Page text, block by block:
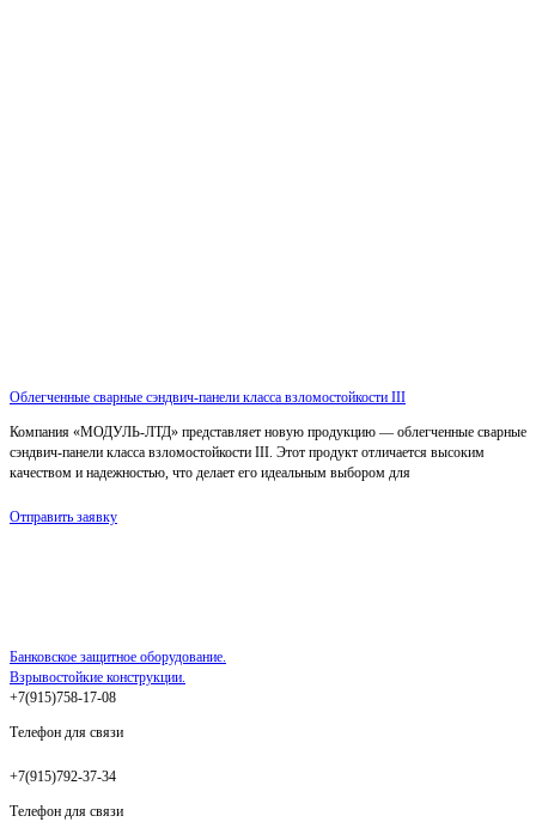
Облегченные сварные сэндвич-панели класса взломостойкости III
Компания «МОДУЛЬ-ЛТД» представляет новую продукцию — облегченные сварные
сэндвич-панели класса взломостойкости III. Этот продукт отличается высоким
качеством и надежностью, что делает его идеальным выбором для
Отправить заявку
Банковское защитное оборудование.
Взрывостойкие конструкции.
+7(915)758-17-08
Телефон для связи
+7(915)792-37-34
Телефон для связи